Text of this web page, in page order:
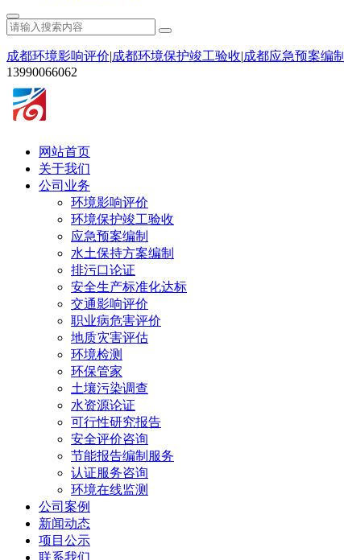
成都环境影响评价|成都环境保护竣工验收|成都应急预案编制
13990066062
网站首页
关于我们
公司业务
环境影响评价
环境保护竣工验收
应急预案编制
水土保持方案编制
排污口论证
安全生产标准化达标
交通影响评价
职业病危害评价
地质灾害评估
环境检测
环保管家
土壤污染调查
水资源论证
可行性研究报告
安全评价咨询
节能报告编制服务
认证服务咨询
环境在线监测
公司案例
新闻动态
项目公示